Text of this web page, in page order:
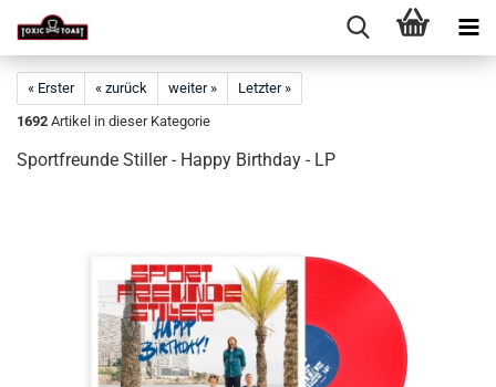
« Erster « zurück weiter »
Letzter »
1692 Artikel in dieser Kategorie
Sportfreunde Stiller - Happy Birthday - LP